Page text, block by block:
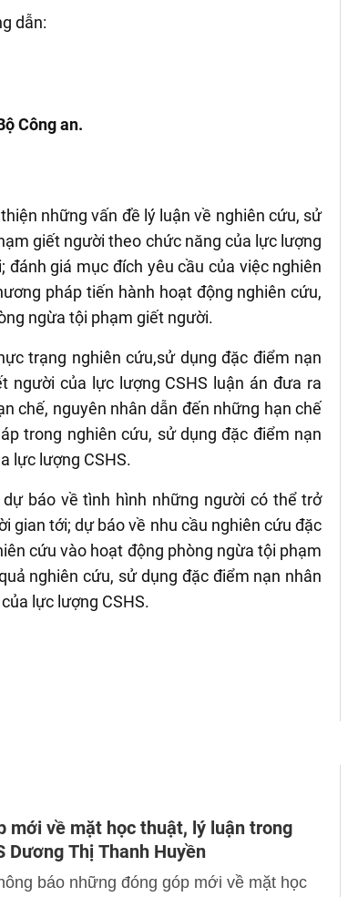
dẫn:
Công an.
những vấn đề lý luận về nghiên cứu, sử
giết người theo chức năng của lực lượng
giá mục đích yêu cầu của việc nghiên
pháp tiến hành hoạt động nghiên cứu,
ngừa tội phạm giết người.
trạng nghiên cứu,sử dụng đặc điểm nạn
người của lực lượng CSHS luận án đưa ra
chế, nguyên nhân dẫn đến những hạn chế
trong nghiên cứu, sử dụng đặc điểm nạn
lực lượng CSHS.
báo về tình hình những người có thể trở
gian tới; dự báo về nhu cầu nghiên cứu đặc
cứu vào hoạt động phòng ngừa tội phạm
nghiên cứu, sử dụng đặc điểm nạn nhân
lực lượng CSHS.
mới về mặt học thuật, lý luận trong
Dương Thị Thanh Huyền
báo những đóng góp mới về mặt học